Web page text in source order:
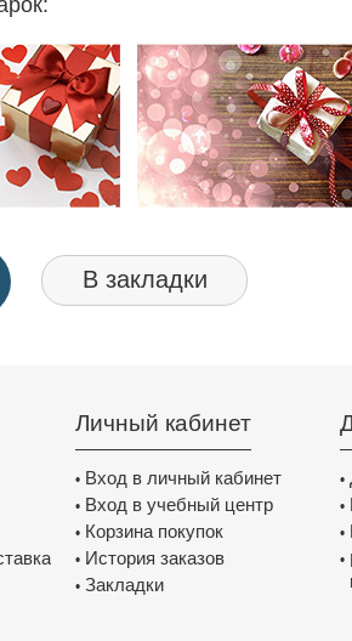
В закладки
Личный кабинет
• Вход в личный кабинет
• Вход в учебный центр
• Корзина покупок
• История заказов
• Закладки
•
•
•
•